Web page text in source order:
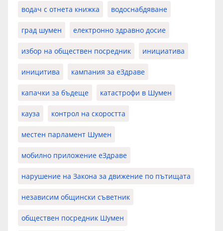
водач с отнета книжка водоснабдяване
град шумен електронно здравно досие
избор на обществен посредник инициатива
иницитива кампания за еЗдраве
капачки за бъдеще катастрофи в Шумен
кауза контрол на скоростта
местен парламент Шумен
мобилно приложение еЗдраве
нарушение на Закона за движение по пътищата
независим общински съветник
обществен посредник Шумен